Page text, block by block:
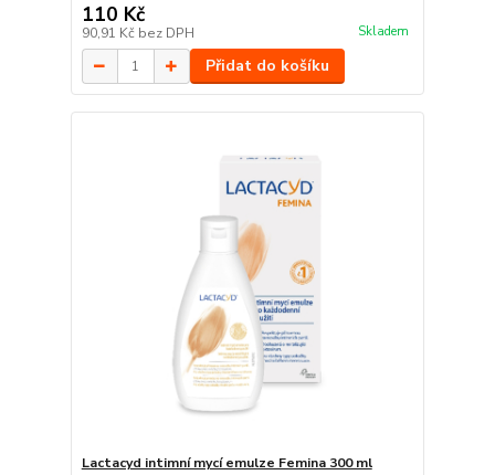
110 Kč
90,91 Kč bez DPH Skladem
Přidat do košíku
Lactacyd intimní mycí emulze Femina 300 ml